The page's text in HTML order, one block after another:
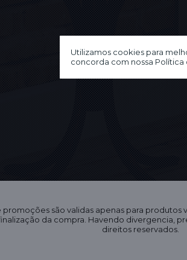
Utilizamos cookies para
concorda com nossa Política
promoções são validas apenas para
da compra. Havendo divergencia,
direitos reservados.